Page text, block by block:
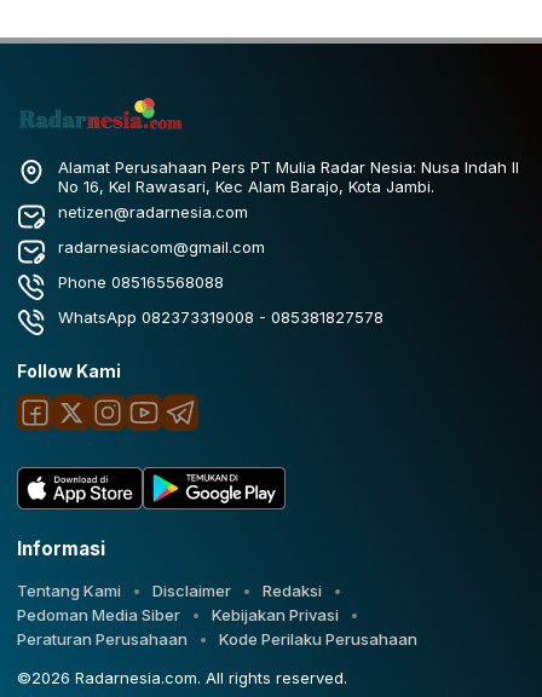
Alamat Perusahaan Pers PT Mulia Radar Nesia: Nusa Indah II
No 16, Kel Rawasari, Kec Alam Barajo, Kota Jambi.
netizen@radarnesia.com
radarnesiacom@gmail.com
Phone 085165568088
WhatsApp 082373319008 - 085381827578
Follow Kami
Informasi
Tentang Kami Disclaimer
Redaksi
Pedoman Media Siber
Kebijakan Privasi
Peraturan Perusahaan
Kode Perilaku Perusahaan
©2026 Radarnesia.com. All rights reserved.